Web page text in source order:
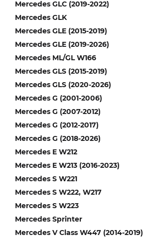
Mercedes GLC (2019-2022)
Mercedes GLK
Mercedes GLE (2015-2019)
Mercedes GLE (2019-2026)
Mercedes ML/GL W166
Mercedes GLS (2015-2019)
Mercedes GLS (2020-2026)
Mercedes G (2001-2006)
Mercedes G (2007-2012)
Mercedes G (2012-2017)
Mercedes G (2018-2026)
Mercedes E W212
Mercedes E W213 (2016-2023)
Mercedes S W221
Mercedes S W222, W217
Mercedes S W223
Mercedes Sprinter
Mercedes V Class W447 (2014-2019)